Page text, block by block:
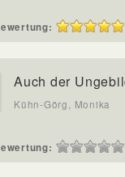
Auch der
Kühn-Görg, Monika